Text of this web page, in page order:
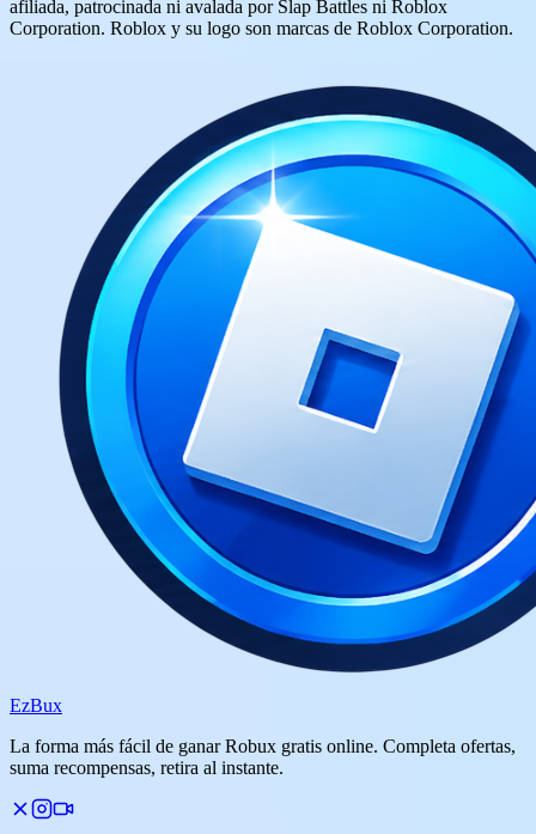
afiliada, patrocinada ni avalada por Slap Battles ni Roblox
Corporation. Roblox y su logo son marcas de Roblox Corporation.
EzBux
La forma más fácil de ganar Robux gratis online. Completa ofertas,
suma recompensas, retira al instante.